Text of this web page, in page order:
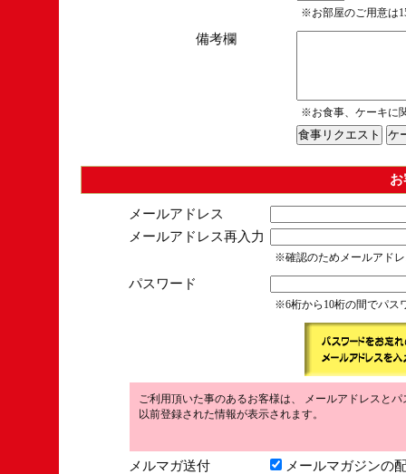
※お部屋のご用意は
備考欄
※お食事、ケーキに
メールアドレス
メールアドレス再入力
※確認のためメールアド
パスワード
※6桁から10桁の間でパス
ご利用頂いた事のあるお客様は、 メールアドレスと
以前登録された情報が表示されます。
メルマガ送付 メールマガジンの